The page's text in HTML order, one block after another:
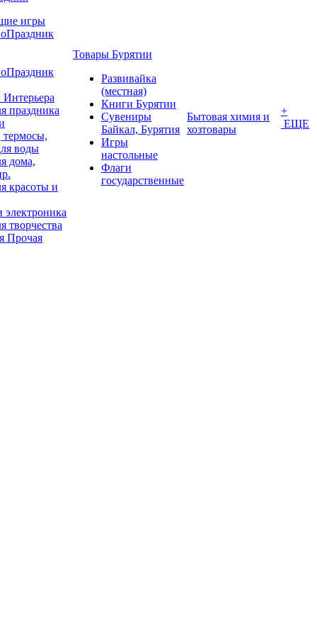
игры
праздника
воды
дома,
красоты и
творчества
Прочая
Товары Бурятии
Развивайка
(местная)
Книги Бурятии
Сувениры
Байкал, Бурятия
Игры
настольные
Флаги
государственные
Бытовая химия и
хозтовары
+
ЕЩЕ